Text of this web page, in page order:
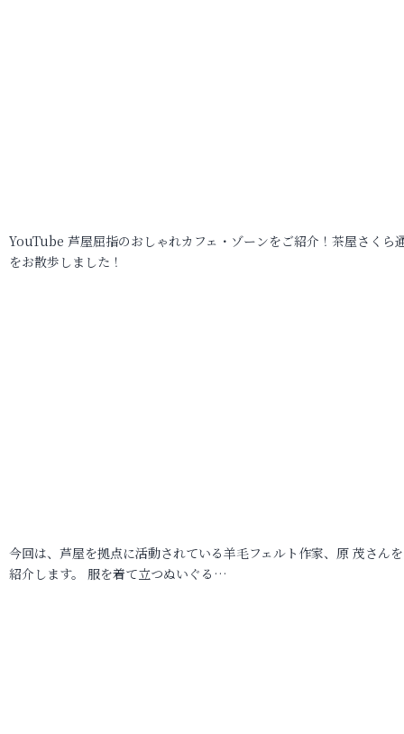
YouTube 芦屋屈指のおしゃれカフェ・ゾーンをご紹介！茶屋さくら
をお散歩しました！
今回は、芦屋を拠点に活動されている羊毛フェルト作家、原 茂さん
紹介します。 服を着て立つぬいぐる…